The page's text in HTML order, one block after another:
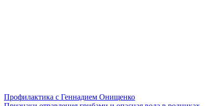
Профилактика с Геннадием Онищенко